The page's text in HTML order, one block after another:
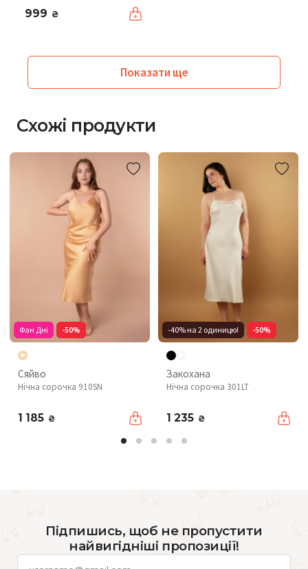
999 ₴
Показати ще
Схожі продукти
Фан Дні -50%
Сяйво
Нічна сорочка 910SN
1 185 ₴
-40% на 2 одиницю! -50%
Закохана
Нічна сорочка 301LT
1 235 ₴
Підпишись, щоб не пропустити
найвигідніші пропозиції!